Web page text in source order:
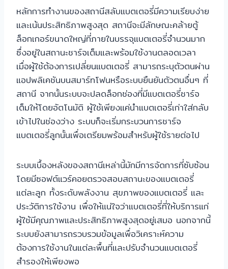
หลักการทำงานของสถานีสลับแบตเตอรี่มีความเรียบง่าย
และเน้นประสิทธิภาพสูงสุด สถานีจะมีลักษณะคล้ายตู้
ล็อกเกอร์ขนาดใหญ่ที่ภายในบรรจุแบตเตอรี่จำนวนมาก
ซึ่งอยู่ในสถานะชาร์จเต็มและพร้อมใช้งานตลอดเวลา
เมื่อผู้ใช้ต้องการเปลี่ยนแบตเตอรี่ สามารถระบุตัวตนผ่าน
แอปพลิเคชันบนสมาร์ทโฟนหรือระบบยืนยันตัวตนอื่นๆ ที่
สถานี จากนั้นระบบจะปลดล็อกช่องที่มีแบตเตอรี่ชาร์จ
เต็มให้โดยอัตโนมัติ ผู้ใช้เพียงแค่นำแบตเตอรี่เก่าใส่กลับ
เข้าไปในช่องว่าง ระบบก็จะเริ่มกระบวนการชาร์จ
แบตเตอรี่ลูกนั้นเพื่อเตรียมพร้อมสำหรับผู้ใช้รายต่อไป
ระบบเบื้องหลังของสถานีเหล่านี้มักมีการจัดการที่ซับซ้อน
โดยมีซอฟต์แวร์คอยตรวจสอบสถานะของแบตเตอรี่
แต่ละลูก ทั้งระดับพลังงาน สุขภาพของแบตเตอรี่ และ
ประวัติการใช้งาน เพื่อให้แน่ใจว่าแบตเตอรี่ที่ให้บริการแก่
ผู้ใช้มีคุณภาพและประสิทธิภาพสูงสุดอยู่เสมอ นอกจากนี้
ระบบยังสามารถรวบรวมข้อมูลเพื่อวิเคราะห์ความ
ต้องการใช้งานในแต่ละพื้นที่และปรับจำนวนแบตเตอรี่
สำรองให้เพียงพอ